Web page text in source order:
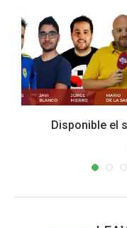
Disponible el